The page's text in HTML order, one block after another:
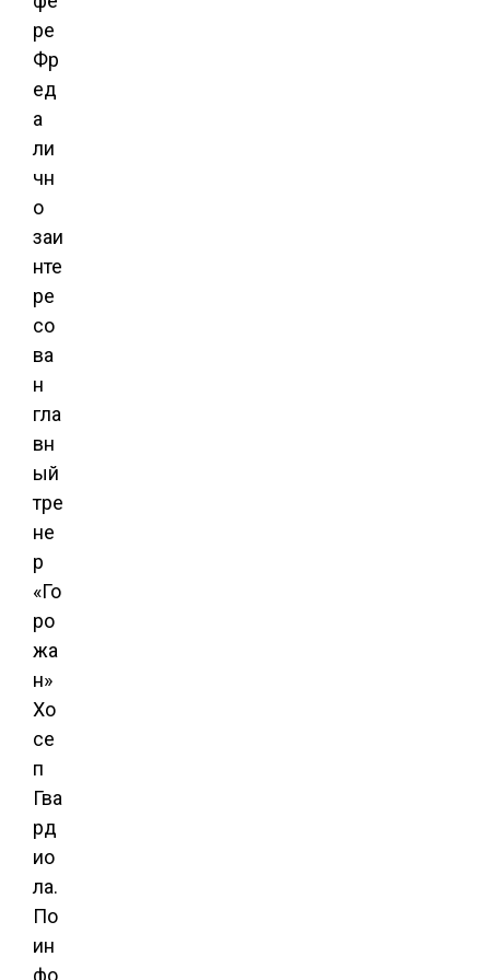
ре
Фр
ед
а
ли
чн
о
заи
нте
ре
со
ва
н
гла
вн
ый
тре
не
р
«Го
ро
жа
н»
Хо
се
п
Гва
рд
ио
ла.
По
ин
фо